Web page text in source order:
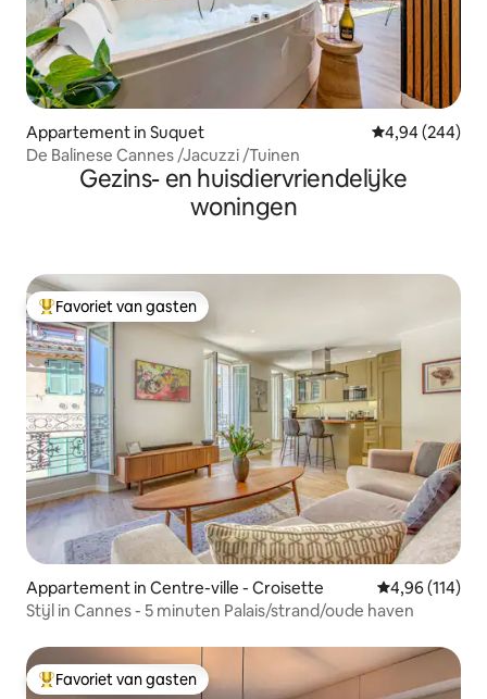
Appartement in Suquet Gemiddelde
4,94 (244)
De Balinese Cannes /Jacuzzi /Tuinen
Gezins- en huisdiervriendelijke
woningen
Topfavoriet van gasten
Favoriet van gasten
Appartement in Centre-ville - Croisette Gemiddelde
4,96 (114)
Stijl in Cannes - 5 minuten Palais/strand/oude haven
Topfavoriet van gasten
Favoriet van gasten